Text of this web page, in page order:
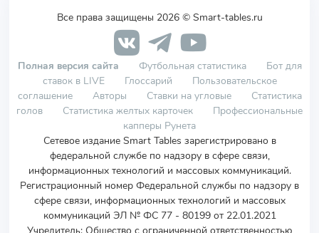
Все права защищены 2026 © Smart-tables.ru
Полная версия сайта Футбольная статистика
Бот для
ставок в LIVE
Глоссарий
Пользовательское
соглашение
Авторы Ставки на угловые
Статистика
голов
Статистика желтых карточек
Профессиональные
капперы Рунета
Сетевое издание Smart Tables зарегистрировано в
федеральной службе по надзору в сфере связи,
информационных технологий и массовых коммуникаций.
Регистрационный номер Федеральной службы по надзору в
сфере связи, информационных технологий и массовых
коммуникаций ЭЛ № ФС 77 - 80199 от 22.01.2021